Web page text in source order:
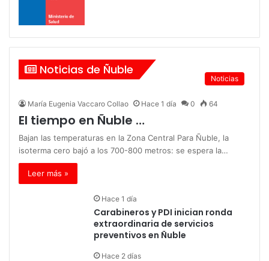
Noticias de Ñuble
Noticias
María Eugenia Vaccaro Collao Hace 1 día 0 64
El tiempo en Ñuble …
Bajan las temperaturas en la Zona Central Para Ñuble, la
isoterma cero bajó a los 700-800 metros: se espera la…
Leer más »
Hace 1 día
Carabineros y PDI inician ronda
extraordinaria de servicios
preventivos en Ñuble
Hace 2 días